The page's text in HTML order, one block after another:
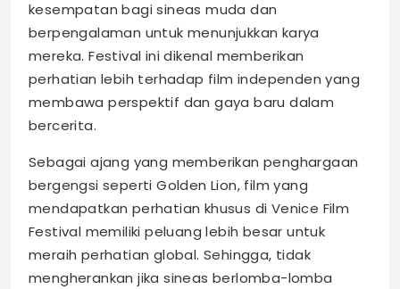
kesempatan bagi sineas muda dan
berpengalaman untuk menunjukkan karya
mereka. Festival ini dikenal memberikan
perhatian lebih terhadap film independen yang
membawa perspektif dan gaya baru dalam
bercerita.
Sebagai ajang yang memberikan penghargaan
bergengsi seperti Golden Lion, film yang
mendapatkan perhatian khusus di Venice Film
Festival memiliki peluang lebih besar untuk
meraih perhatian global. Sehingga, tidak
mengherankan jika sineas berlomba-lomba